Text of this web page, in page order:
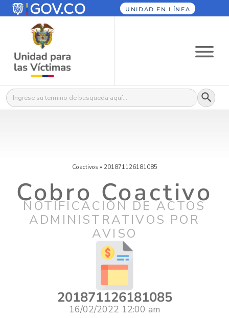
UNIDAD EN LÍNEA
Buscar: Botón
Coactivos » 201871126181085
Cobro Coactivo
NOTIFICACIÓN DE ACTOS
ADMINISTRATIVOS POR
AVISO
201871126181085
16/02/2022 12:00 am